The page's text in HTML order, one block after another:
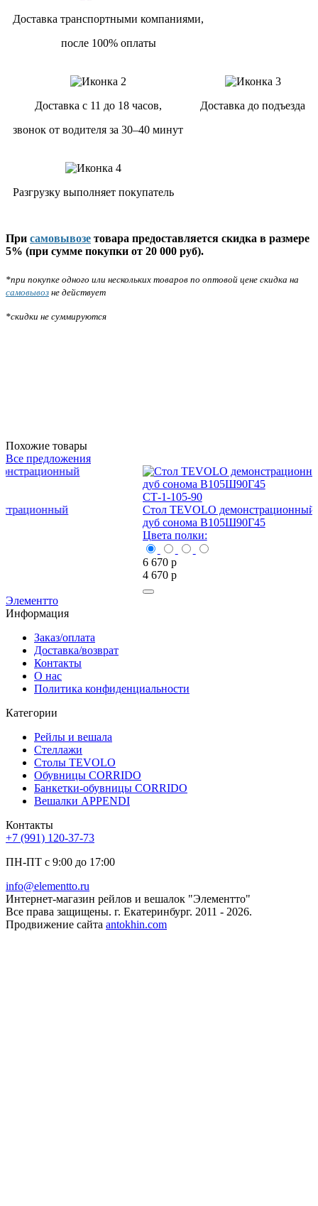
Доставка транспортными компаниями,
после 100% оплаты
Доставка с 11 до 18 часов,
звонок от водителя за 30–40 минут
Доставка до подъезда
Разгрузку выполняет покупатель
При самовывозе товара предоставляется скидка в размере
5% (при сумме покупки от 20 000 руб).
*при покупке одного или нескольких товаров по оптовой цене скидка на
самовывоз не действует
*скидки не суммируются
Похожие товары
Все предложения
Стол TEVOLO демонстрационный черный-
Стол
дуб сонома
Элементто
Информация
Заказ/оплата
Доставка/возврат
Контакты
О нас
Политика конфиденциальности
Категории
Рейлы и вешала
Стеллажи
Столы TEVOLO
Обувницы CORRIDO
Банкетки-обувницы CORRIDO
Вешалки APPENDI
Контакты
+7 (991) 120-37-73
ПН-ПТ с 9:00 до 17:00
info@elementto.ru
Интернет-магазин рейлов и вешалок "Элементто"
Все права защищены. г. Екатеринбург. 2011 - 2026.
Продвижение сайта antokhin.com